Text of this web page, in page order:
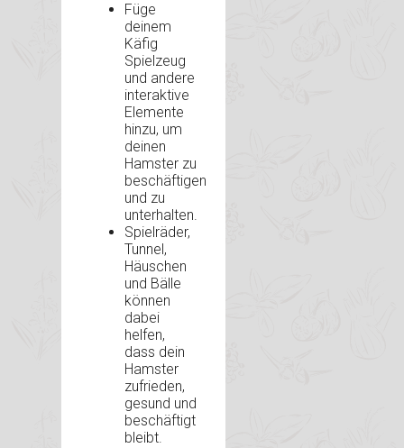
Füge
deinem
Käfig
Spielzeug
und andere
interaktive
Elemente
hinzu, um
deinen
Hamster zu
beschäftigen
und zu
unterhalten.
Spielräder,
Tunnel,
Häuschen
und Bälle
können
dabei
helfen,
dass dein
Hamster
zufrieden,
gesund und
beschäftigt
bleibt.